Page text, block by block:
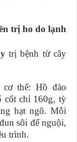
trị ho do lạnh
trị bệnh từ cây
cơ thể: Hồ đào
cốt chỉ 160g, tỳ
hạt ngô. Mỗi
sôi để nguội,
trình.